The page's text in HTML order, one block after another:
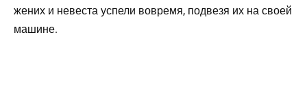
жених и невеста успели вовремя, подвезя их на своей
машине.